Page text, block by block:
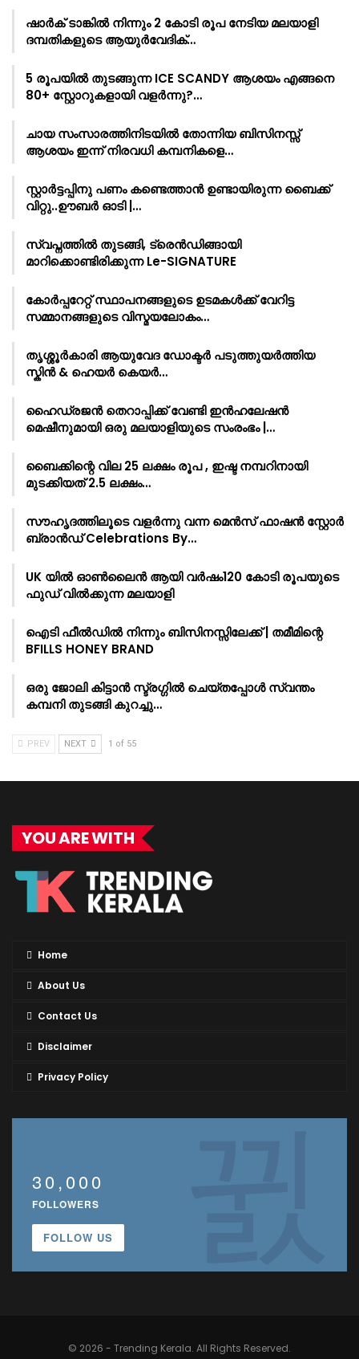
ഷാർക്‌ ടാങ്കിൽ നിന്നും 2 കോടി രൂപ നേടിയ മലയാളി
ദമ്പതികളുടെ ആയുർവേദിക്…
5 രൂപയിൽ തുടങ്ങുന്ന ICE SCANDY ആശയം എങ്ങനെ
80+ സ്റ്റോറുകളായി വളർന്നു?…
ചായ സംസാരത്തിനിടയിൽ തോന്നിയ ബിസിനസ്സ്
ആശയം ഇന്ന് നിരവധി കമ്പനികളെ…
സ്റ്റാർട്ടപ്പിനു പണം കണ്ടെത്താൻ ഉണ്ടായിരുന്ന ബൈക്ക്
വിറ്റു..ഊബർ ഓടി |…
സ്വപ്നത്തിൽ തുടങ്ങി, ട്രെൻഡിങ്ങായി
മാറിക്കൊണ്ടിരിക്കുന്ന Le-SIGNATURE
കോർപ്പറേറ്റ് സ്ഥാപനങ്ങളുടെ ഉടമകൾക്ക് വേറിട്ട
സമ്മാനങ്ങളുടെ വിസ്മയലോകം…
തൃശ്ശൂർകാരി ആയുവേദ ഡോക്ടർ പടുത്തുയർത്തിയ
സ്കിൻ & ഹെയർ കെയർ…
ഹൈഡ്രജൻ തെറാപ്പിക്ക് വേണ്ടി ഇൻഹലേഷൻ
മെഷീനുമായി ഒരു മലയാളിയുടെ സംരംഭം |…
ബൈക്കിന്റെ വില 25 ലക്ഷം രൂപ , ഇഷ്ട നമ്പറിനായി
മുടക്കിയത് 2.5 ലക്ഷം…
സൗഹൃദത്തിലൂടെ വളർന്നു വന്ന മെൻസ് ഫാഷൻ സ്റ്റോർ
ബ്രാൻഡ് Celebrations By…
UK യിൽ ഓൺലൈൻ ആയി വർഷം120 കോടി രൂപയുടെ
ഫുഡ് വിൽക്കുന്ന മലയാളി
ഐടി ഫീൽഡിൽ നിന്നും ബിസിനസ്സിലേക്ക് | തമീമിന്റെ
BFILLS HONEY BRAND
ഒരു ജോലി കിട്ടാൻ സ്ട്രഗ്ഗിൽ ചെയ്തപ്പോൾ സ്വന്തം
കമ്പനി തുടങ്ങി കുറച്ചു…
PREV NEXT 1 of 55
YOU ARE WITH
Home
About Us
Contact Us
Disclaimer
Privacy Policy
30,000
FOLLOWERS
FOLLOW US
© 2026 - Trending Kerala. All Rights Reserved.